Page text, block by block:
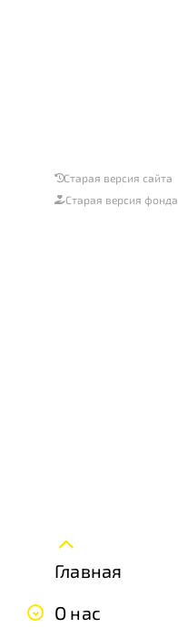
Старая версия сайта
Старая версия фонда
Главная
О нас